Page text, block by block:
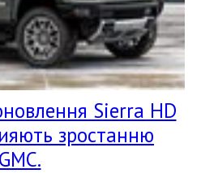
Sierra HD
зростанню
GMC.